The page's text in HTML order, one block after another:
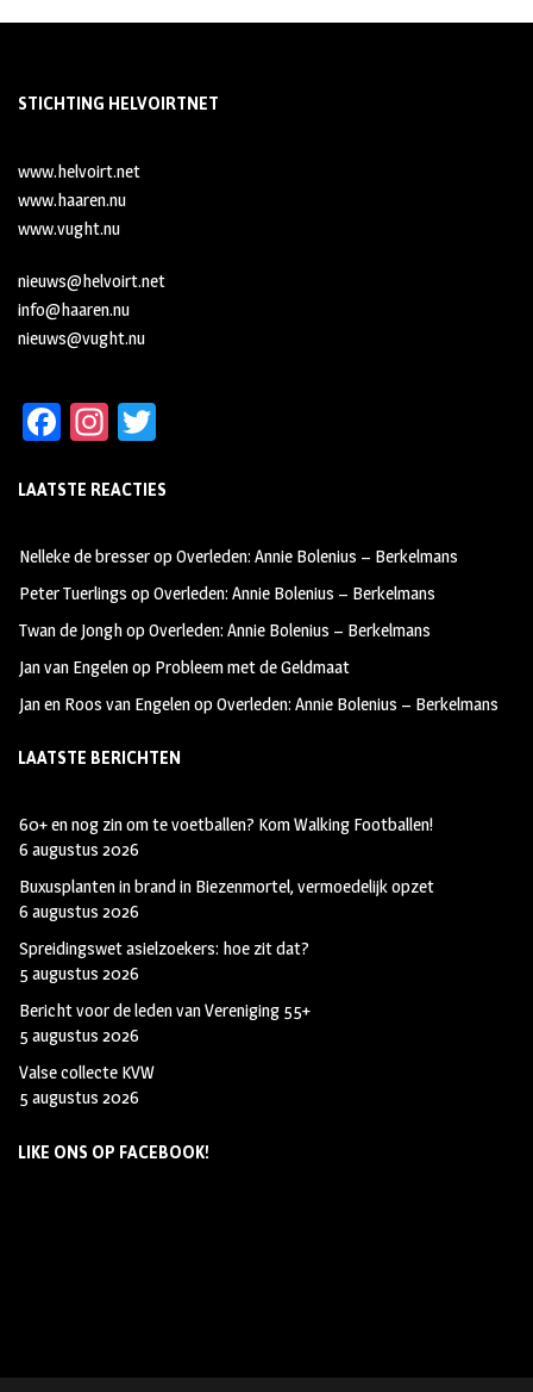
STICHTING HELVOIRTNET
www.helvoirt.net
www.haaren.nu
www.vught.nu
nieuws@helvoirt.net
info@haaren.nu
nieuws@vught.nu
Fa
b
oo
k
In
ag
m
tt
LAATSTE REACTIES
Nelleke de bresseropOverleden: Annie Bolenius – Berkelmans
Peter Tuerlings opOverleden: Annie Bolenius – Berkelmans
Twan de JonghopOverleden: Annie Bolenius – Berkelmans
Jan van Engelenop Probleem met de Geldmaat
Jan en Roos van EngelenopOverleden: Annie Bolenius – Berkelmans
LAATSTE BERICHTEN
60+ en nog zin om te voetballen? Kom Walking Footballen!
6 augustus 2026
Buxusplanten in brand in Biezenmortel, vermoedelijk opzet
6 augustus 2026
Spreidingswet asielzoekers: hoe zit dat?
5 augustus 2026
Bericht voor de leden van Vereniging 55+
5 augustus 2026
Valse collecte KVW
5 augustus 2026
LIKE ONS OP FACEBOOK!